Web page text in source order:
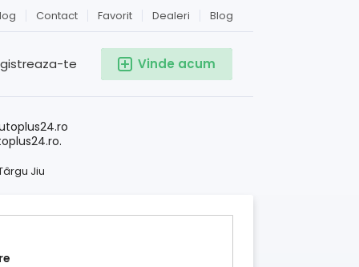
Blog
Dealeri
Favorit
Contact
Vinde acum
te
Jiu